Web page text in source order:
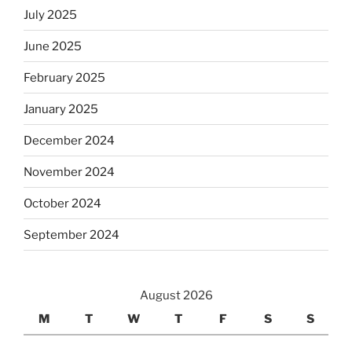
July 2025
June 2025
February 2025
January 2025
December 2024
November 2024
October 2024
September 2024
August 2026
M
T W T F S S